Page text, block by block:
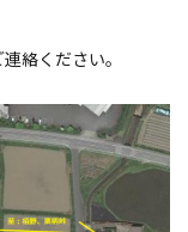
絡ください。